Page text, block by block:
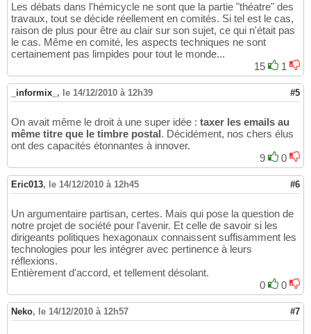
Les débats dans l'hémicycle ne sont que la partie "théatre" des
travaux, tout se décide réellement en comités. Si tel est le cas,
raison de plus pour être au clair sur son sujet, ce qui n'était pas
le cas. Même en comité, les aspects techniques ne sont
certainement pas limpides pour tout le monde...
15
1
_informix_ , le 14/12/2010 à 12h39 #5
On avait même le droit à une super idée : taxer les emails au
même titre que le timbre postal. Décidément, nos chers élus
ont des capacités étonnantes à innover.
9
0
Eric013, le 14/12/2010 à 12h45 #6
Un argumentaire partisan, certes. Mais qui pose la question de
notre projet de société pour l'avenir. Et celle de savoir si les
dirigeants politiques hexagonaux connaissent suffisamment les
technologies pour les intégrer avec pertinence à leurs
réflexions.
Entièrement d'accord, et tellement désolant.
0
0
Neko, le 14/12/2010 à 12h57 #7